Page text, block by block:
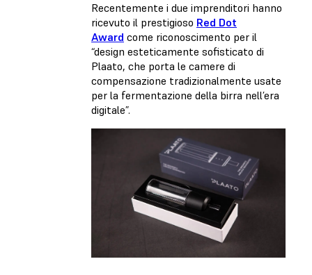
Recentemente i due imprenditori hanno
ricevuto il prestigioso Red Dot
Award come riconoscimento per il
“design esteticamente sofisticato di
Plaato, che porta le camere di
compensazione tradizionalmente usate
per la fermentazione della birra nell’era
digitale”.